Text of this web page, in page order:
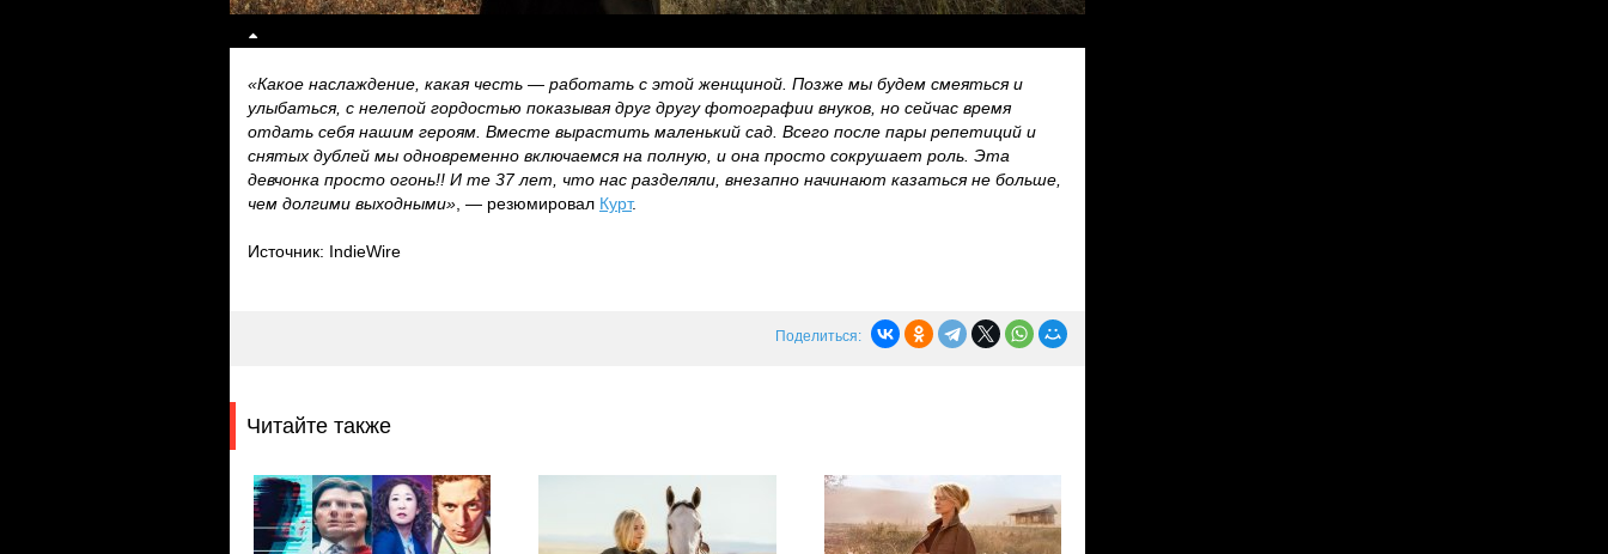
«Какое наслаждение, какая честь — работать с этой женщиной. Позже мы будем смеяться и
улыбаться, с нелепой гордостью показывая друг другу фотографии внуков, но сейчас время
отдать себя нашим героям. Вместе вырастить маленький сад. Всего после пары репетиций и
снятых дублей мы одновременно включаемся на полную, и она просто сокрушает роль. Эта
девчонка просто огонь!! И те 37 лет, что нас разделяли, внезапно начинают казаться не больше,
чем долгими выходными» , — резюмировал Курт.
Источник: IndieWire
Поделиться:
Читайте также